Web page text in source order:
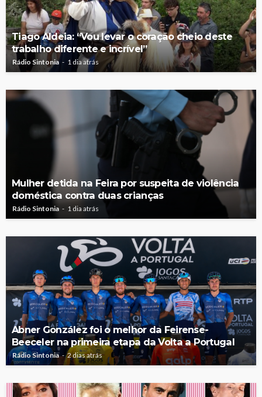
Tiago Aldeia: “Vou levar o coração cheio deste
trabalho diferente e incrível”
Rádio Sintonia 1 dia atrás
Mulher detida na Feira por suspeita de violência
doméstica contra duas crianças
Rádio Sintonia 1 dia atrás
Abner González foi o melhor da Feirense-
Beeceler na primeira etapa da Volta a Portugal
Rádio Sintonia 2 dias atrás